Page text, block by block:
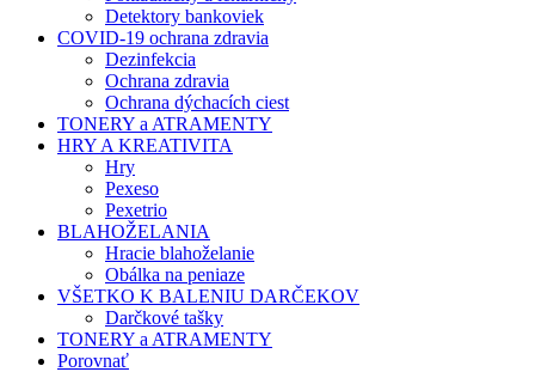
Detektory bankoviek
COVID-19 ochrana zdravia
Dezinfekcia
Ochrana zdravia
Ochrana dýchacích ciest
TONERY a ATRAMENTY
HRY A KREATIVITA
Hry
Pexeso
Pexetrio
BLAHOŽELANIA
Hracie blahoželanie
Obálka na peniaze
VŠETKO K BALENIU DARČEKOV
Darčkové tašky
TONERY a ATRAMENTY
Porovnať